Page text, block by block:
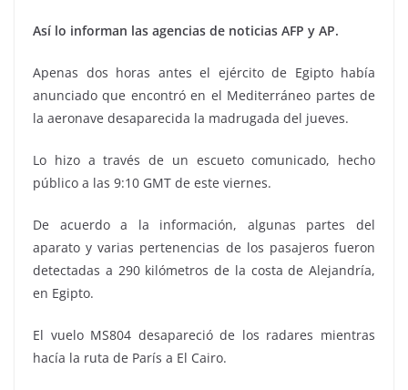
Así lo informan las agencias de noticias AFP y AP.
Apenas dos horas antes el ejército de Egipto había
anunciado que encontró en el Mediterráneo partes de
la aeronave desaparecida la madrugada del jueves.
Lo hizo a través de un escueto comunicado, hecho
público a las 9:10 GMT de este viernes.
De acuerdo a la información, algunas partes del
aparato y varias pertenencias de los pasajeros fueron
detectadas a 290 kilómetros de la costa de Alejandría,
en Egipto.
El vuelo MS804 desapareció de los radares mientras
hacía la ruta de París a El Cairo.